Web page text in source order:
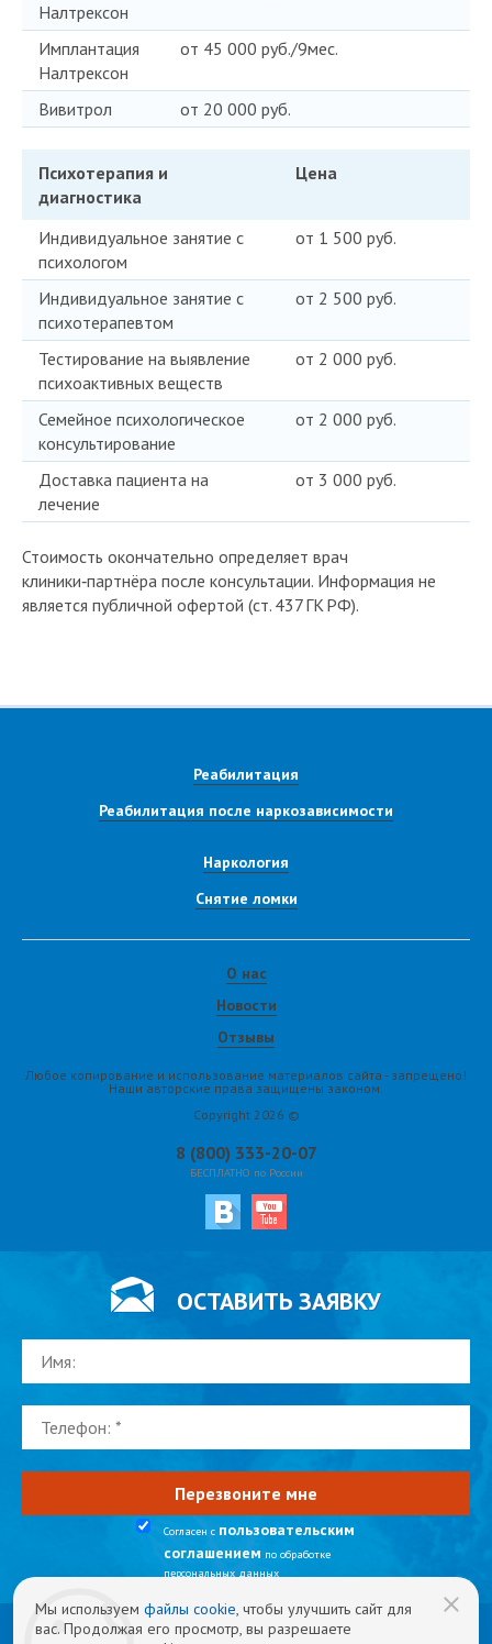
Налтрексон
Имплантация
Налтрексон
от 45 000 руб./9мес.
Вивитрол от 20 000 руб.
Психотерапия и
диагностика
Цена
Индивидуальное занятие с
психологом
от 1 500 руб.
Индивидуальное занятие с
психотерапевтом
от 2 500 руб.
Тестирование на выявление
психоактивных веществ
от 2 000 руб.
Семейное психологическое
консультирование
от 2 000 руб.
Доставка пациента на
лечение
от 3 000 руб.
Стоимость окончательно определяет врач
клиники‑партнёра после консультации. Информация не
является публичной офертой (ст. 437 ГК РФ).
Реабилитация
Реабилитация после наркозависимости
Наркология
Снятие ломки
О нас
Новости
Отзывы
Любое копирование и использование материалов сайта - запрещено!
Наши авторские права защищены законом.
Copyright 2026 ©
8 (800) 333-20-07
БЕСПЛАТНО по России
ОСТАВИТЬ ЗАЯВКУ
Согласен с пользовательским
соглашением по обработке
персональных данных
Мы используем файлы cookie, чтобы улучшить сайт для
вас. Продолжая его просмотр, вы разрешаете